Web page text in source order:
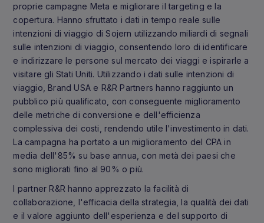
proprie campagne Meta e migliorare il targeting e la
copertura. Hanno sfruttato i dati in tempo reale sulle
intenzioni di viaggio di Sojern utilizzando miliardi di segnali
sulle intenzioni di viaggio, consentendo loro di identificare
e indirizzare le persone sul mercato dei viaggi e ispirarle a
visitare gli Stati Uniti. Utilizzando i dati sulle intenzioni di
viaggio, Brand USA e R&R Partners hanno raggiunto un
pubblico più qualificato, con conseguente miglioramento
delle metriche di conversione e dell'efficienza
complessiva dei costi, rendendo utile l'investimento in dati.
La campagna ha portato a un miglioramento del CPA in
media dell'85% su base annua, con metà dei paesi che
sono migliorati fino al 90% o più.
I partner R&R hanno apprezzato la facilità di
collaborazione, l'efficacia della strategia, la qualità dei dati
e il valore aggiunto dell'esperienza e del supporto di